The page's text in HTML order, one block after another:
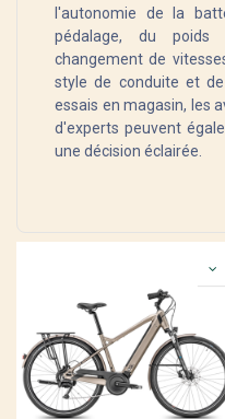
l'autonomie de la
pédalage, du
changement de
style de conduite et
essais en magasin, les
d'experts peuvent
une décision éclairée.